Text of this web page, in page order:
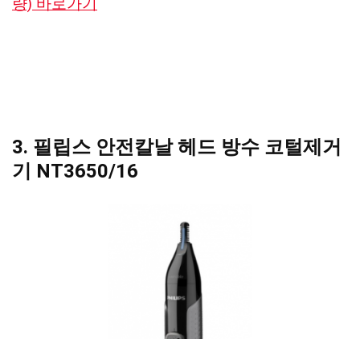
량) 바로가기
3. 필립스 안전칼날 헤드 방수 코털제거
기 NT3650/16